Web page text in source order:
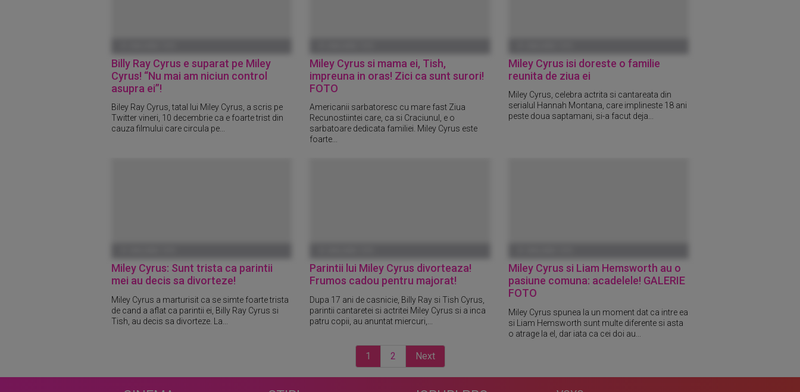
Billy Ray Cyrus e suparat pe Miley
Cyrus! “Nu mai am niciun control
asupra ei”!
Biley Ray Cyrus, tatal lui Miley Cyrus, a scris pe
Twitter vineri, 10 decembrie ca e foarte trist din
cauza filmului care circula pe...
Miley Cyrus si mama ei, Tish,
impreuna in oras! Zici ca sunt surori!
FOTO
Americanii sarbatoresc cu mare fast Ziua
Recunostiintei care, ca si Craciunul, e o
sarbatoare dedicata familiei. Miley Cyrus este
foarte...
Miley Cyrus isi doreste o familie
reunita de ziua ei
Miley Cyrus, celebra actrita si cantareata din
serialul Hannah Montana, care implineste 18 ani
peste doua saptamani, si-a facut deja...
Miley Cyrus: Sunt trista ca parintii
mei au decis sa divorteze!
Miley Cyrus a marturisit ca se simte foarte trista
de cand a aflat ca parintii ei, Billy Ray Cyrus si
Tish, au decis sa divorteze. La...
Parintii lui Miley Cyrus divorteaza!
Frumos cadou pentru majorat!
Dupa 17 ani de casnicie, Billy Ray si Tish Cyrus,
parintii cantaretei si actritei Miley Cyrus si a inca
patru copii, au anuntat miercuri,...
Miley Cyrus si Liam Hemsworth au o
pasiune comuna: acadelele! GALERIE
FOTO
Miley Cyrus spunea la un moment dat ca intre ea
si Liam Hemsworth sunt multe diferente si asta
o atrage la el, dar iata ca cei doi au...
1 2 Next